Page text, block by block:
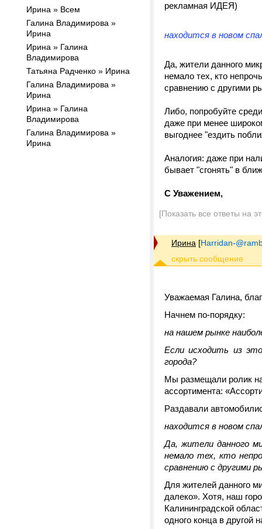
Ирина » Всем
Галина Владимирова »
Ирина
Ирина » Галина
Владимирова
Татьяна Радченко » Ирина
Галина Владимирова »
Ирина
Ирина » Галина
Владимирова
Галина Владимирова »
Ирина
рекламная ИДЕЯ)
находится в новом
Да, жители данного
немало тех, кто
сравнению с другими
Либо, попробуйте
даже при менее
выгоднее "ездить
Аналогия: даже при
бывает "сгонять" в
С Уважением,
[Показать все ответы на
Ирина [Harridan-
Уважаемая Галина,
Начнем по-порядку:
на нашем рынке
Если исходить из
города?
Мы размещали ролик
ассортимента:
Раздавали
находится в новом
Да, жители данного
немало тех, кто
сравнению с другими
Для жителей данного
далеко». Хотя, наш
Калининградской
одного конца в другой